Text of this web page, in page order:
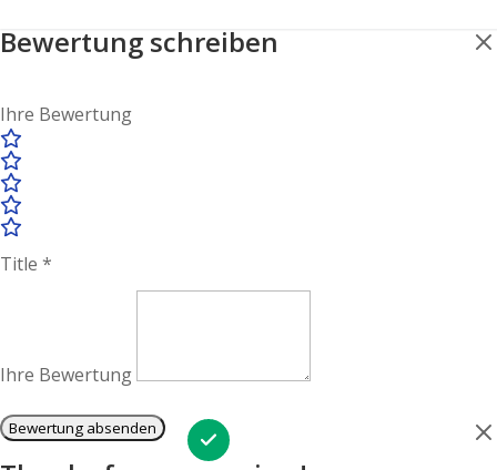
Bewertung schreiben
Ihre Bewertung
Title *
Ihre Bewertung
Bewertung absenden